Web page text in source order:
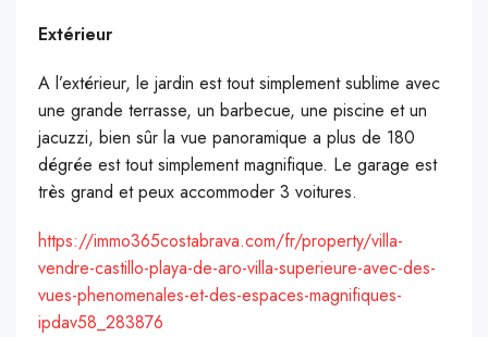
Extérieur
A l’extérieur, le jardin est tout simplement sublime avec
une grande terrasse, un barbecue, une piscine et un
jacuzzi, bien sûr la vue panoramique a plus de 180
dégrée est tout simplement magnifique. Le garage est
très grand et peux accommoder 3 voitures.
https://immo365costabrava.com/fr/property/villa-
vendre-castillo-playa-de-aro-villa-superieure-avec-des-
vues-phenomenales-et-des-espaces-magnifiques-
ipdav58_283876